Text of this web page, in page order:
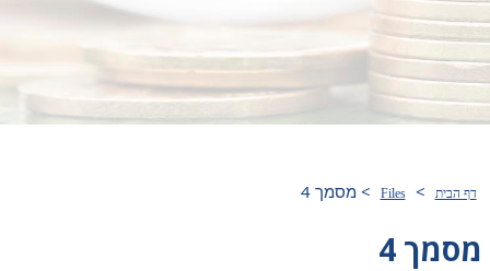
דף הבית >
Files
>מסמך 4
מסמך 4